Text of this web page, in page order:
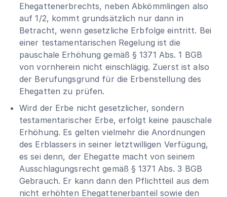
Ehegattenerbrechts, neben Abkömmlingen also
auf 1/2, kommt grundsätzlich nur dann in
Betracht, wenn gesetzliche Erbfolge eintritt. Bei
einer testamentarischen Regelung ist die
pauschale Erhöhung gemäß § 1371 Abs. 1 BGB
von vornherein nicht einschlägig. Zuerst ist also
der Berufungsgrund für die Erbenstellung des
Ehegatten zu prüfen.
Wird der Erbe nicht gesetzlicher, sondern
testamentarischer Erbe, erfolgt keine pauschale
Erhöhung. Es gelten vielmehr die Anordnungen
des Erblassers in seiner letztwilligen Verfügung,
es sei denn, der Ehegatte macht von seinem
Ausschlagungsrecht gemäß § 1371 Abs. 3 BGB
Gebrauch. Er kann dann den Pflichtteil aus dem
nicht erhöhten Ehegattenerbanteil sowie den